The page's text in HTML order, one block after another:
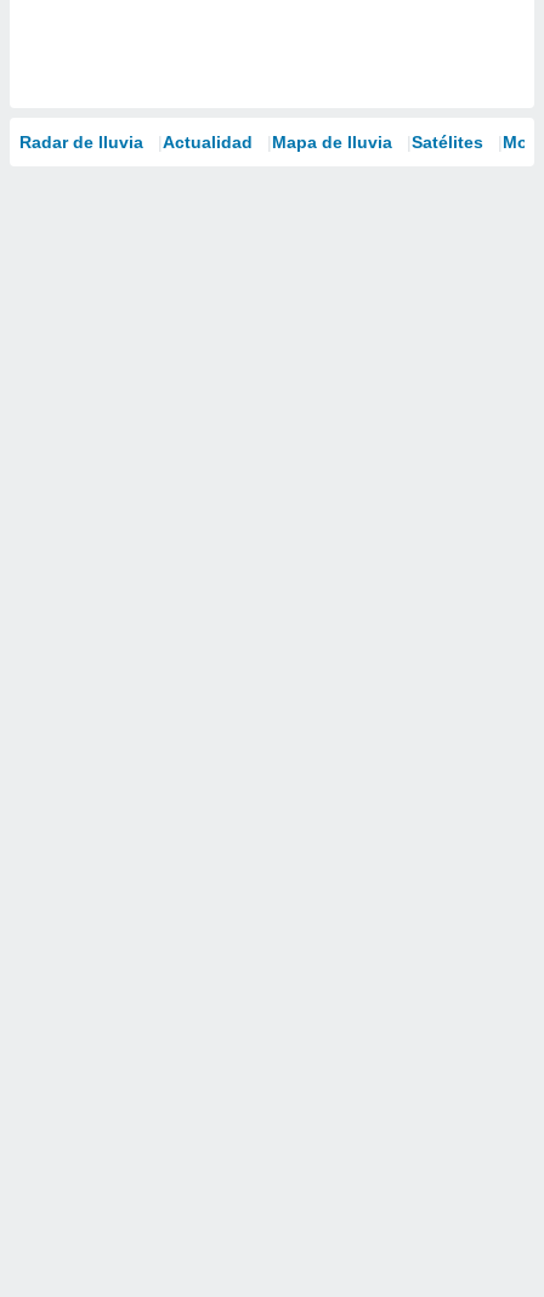
Radar de lluvia Actualidad Mapa de lluvia Satélites